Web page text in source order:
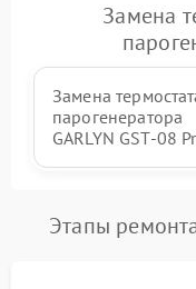
Замена
Замена
парогенератора
GARLYN GST-08
Этапы